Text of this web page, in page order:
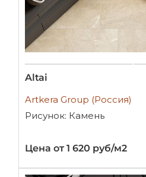
Altai
Artkera Group (Россия)
Рисунок: Камень
Цена от 1 620 руб/м2